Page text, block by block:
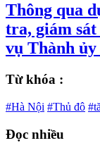
Thông qua
tra, giám
vụ Thành
Từ khóa :
#Hà Nội #Thủ đô
Đọc nhiều